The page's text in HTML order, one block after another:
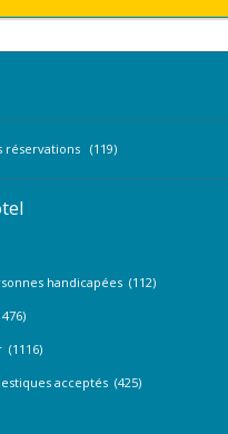
réservations (119)
handicapées (112)
(1116)
acceptés (425)